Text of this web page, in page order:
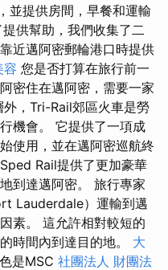
並提供房間，早餐和運輸
提供幫助，我們收集了二
近邁阿密郵輪港口時提供
容 您是否打算在旅行前一
密住在邁阿密，需要一家
，Tri-Rail郊區火車是勞
機會。 它提供了一項成
使用，並在邁阿密巡航終
Rail提供了更加豪華
到達邁阿密。 旅行專家
Lauderdale）運輸到邁
素。 這允許相對較短的
時間內到達目的地。 大
是MSC 社團法人 財團法